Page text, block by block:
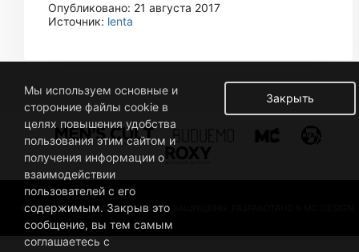
Опубликовано: 21 августа 2017
Источник: lenta
© 2019 BUSINESSMAN. ВСЕ ПРАВА ЗАЩИЩЕНЫ. РАЗРАБОТАНО В MC DESIGN.
Закрыть
Мы используем основные и
сторонние файлы cookie в
целях повышения удобства
пользования этим сайтом и
получения информации о
взаимодействии
пользователей с его
содержимым. Закрыв это
сообщение, вы тем самым
соглашаетесь с